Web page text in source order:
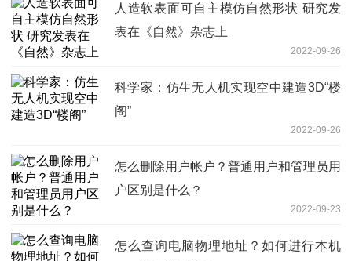
人造软表面可自主模仿自然形状 研究发
表在《自然》杂志上
2022-09-26
科学家：仿生无人机实现空中建造3D“楼
阁”
2022-09-26
怎么删除用户帐户？普通用户和管理员用
户区别是什么？
2022-09-23
怎么查询电脑物理地址？如何进行本机